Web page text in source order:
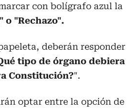
con bolígrafo azul la
o "Rechazo".
deberán responder
tipo de órgano debiera
Constitución?".
optar entre la opción de